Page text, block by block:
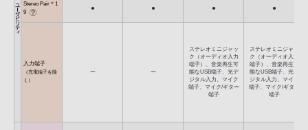
Stereo Pair＊1
9
入力端子
（充電端子を除
く）
●
ー
●
ー
●
ステレオミニジャッ
ク （オーディオ入力
端子）、 音楽再生可
能なUSB端子、 光デ
ジタル入力、 マイク
端子、マイク/ギター
端子
●
ステレオミニジャッ
ク （オーディオ入力
端子）、 音楽再生可
能なUSB端子、 光デ
ジタル入力、 マイク
端子、マイク/ギター
端子